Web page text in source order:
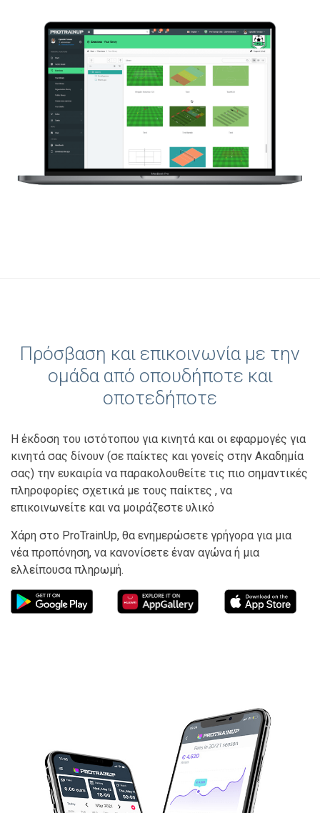
Πρόσβαση και επικοινωνία με την
ομάδα από οπουδήποτε και
οποτεδήποτε
Η έκδοση του ιστότοπου για κινητά και οι εφαρμογές για
κινητά σας δίνουν (σε παίκτες και γονείς στην Ακαδημία
σας) την ευκαιρία να παρακολουθείτε τις πιο σημαντικές
πληροφορίες σχετικά με τους παίκτες , να
επικοινωνείτε και να μοιράζεστε υλικό
Χάρη στο ProTrainUp, θα ενημερώσετε γρήγορα για μια
νέα προπόνηση, να κανονίσετε έναν αγώνα ή μια
ελλείπουσα πληρωμή.